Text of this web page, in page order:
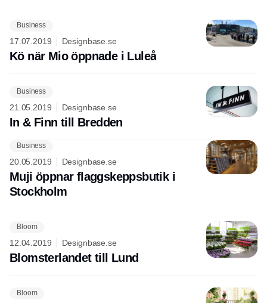
Business
17.07.2019 Designbase.se
Kö när Mio öppnade i Luleå
Business
21.05.2019 Designbase.se
In & Finn till Bredden
Business
20.05.2019 Designbase.se
Muji öppnar flaggskeppsbutik i
Stockholm
Bloom
12.04.2019 Designbase.se
Blomsterlandet till Lund
Bloom